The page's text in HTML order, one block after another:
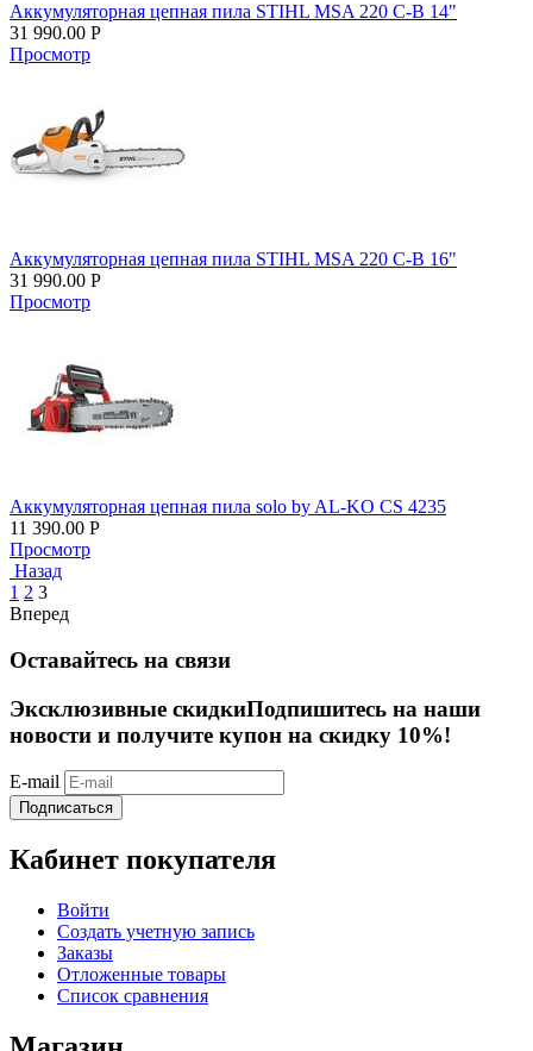
Аккумуляторная цепная пила STIHL MSA 220 C-B 14"
31 990.00 Р
Просмотр
Аккумуляторная цепная пила STIHL MSA 220 C-B 16"
31 990.00 Р
Просмотр
Аккумуляторная цепная пила solo by AL-KO CS 4235
11 390.00 Р
Просмотр
Назад
1 2 3
Вперед
Оставайтесь на связи
Эксклюзивные скидкиПодпишитесь на наши
новости и получите купон на скидку 10%!
E-mail
Подписаться
Кабинет покупателя
Войти
Создать учетную запись
Заказы
Отложенные товары
Список сравнения